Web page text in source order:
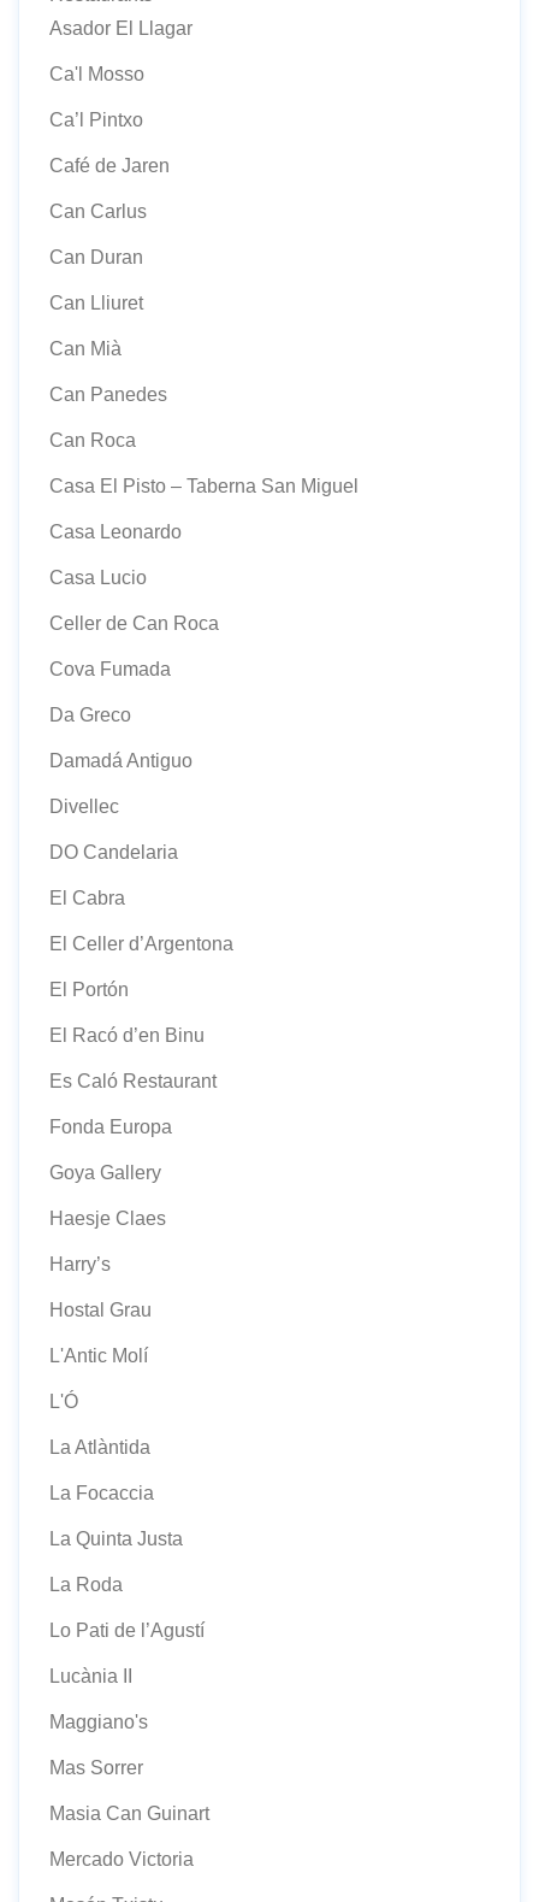
Asador El Llagar
Ca'l Mosso
Ca’l Pintxo
Café de Jaren
Can Carlus
Can Duran
Can Lliuret
Can Mià
Can Panedes
Can Roca
Casa El Pisto – Taberna San Miguel
Casa Leonardo
Casa Lucio
Celler de Can Roca
Cova Fumada
Da Greco
Damadá Antiguo
Divellec
DO Candelaria
El Cabra
El Celler d’Argentona
El Portón
El Racó d’en Binu
Es Caló Restaurant
Fonda Europa
Goya Gallery
Haesje Claes
Harry’s
Hostal Grau
L'Antic Molí
L'Ó
La Atlàntida
La Focaccia
La Quinta Justa
La Roda
Lo Pati de l’Agustí
Lucània II
Maggiano's
Mas Sorrer
Masia Can Guinart
Mercado Victoria